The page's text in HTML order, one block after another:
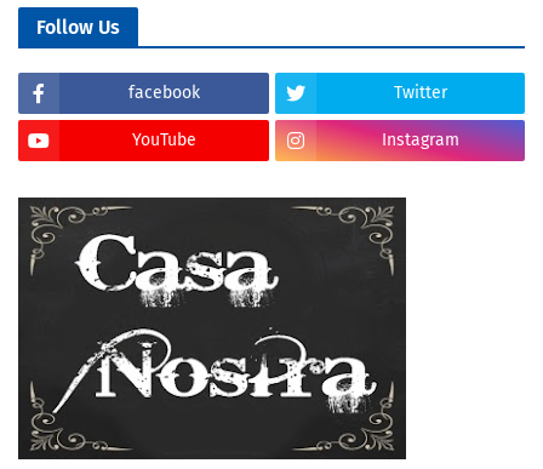
Follow Us
facebook Twitter
YouTube Instagram